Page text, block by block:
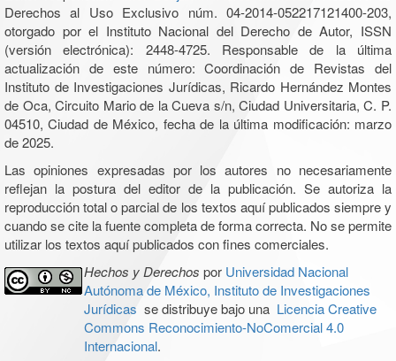
Derechos al Uso Exclusivo núm. 04-2014-052217121400-203,
otorgado por el Instituto Nacional del Derecho de Autor, ISSN
(versión electrónica): 2448-4725. Responsable de la última
actualización de este número: Coordinación de Revistas del
Instituto de Investigaciones Jurídicas, Ricardo Hernández Montes
de Oca, Circuito Mario de la Cueva s/n, Ciudad Universitaria, C. P.
04510, Ciudad de México, fecha de la última modificación: marzo
de 2025.
Las opiniones expresadas por los autores no necesariamente
reflejan la postura del editor de la publicación. Se autoriza la
reproducción total o parcial de los textos aquí publicados siempre y
cuando se cite la fuente completa de forma correcta. No se permite
utilizar los textos aquí publicados con fines comerciales.
Hechos y Derechos por Universidad Nacional
Autónoma de México, Instituto de Investigaciones
Jurídicas se distribuye bajo una Licencia Creative
Commons Reconocimiento-NoComercial 4.0
Internacional.